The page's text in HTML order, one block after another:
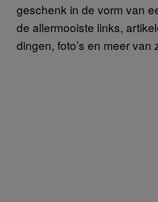
geschenk in de vorm van
de allermooiste links,
dingen, foto’s en meer van